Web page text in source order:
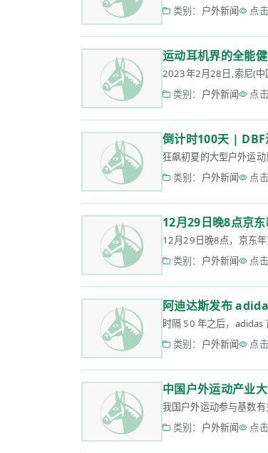
类别： 户外新闻 点
运动耳机界的全能
2023年2月28日,索尼(中
类别： 户外新闻 点
倒计时100天 | DBF
狂飙初夏的大型户外运
类别： 户外新闻 点
12月29日晚8点京
12月29日晚8点，京东
类别： 户外新闻 点
阿迪达斯发布
时隔 50 年之后，
类别： 户外新闻 点
中国户外运动产业
我国户外运动参与基数
类别： 户外新闻 点